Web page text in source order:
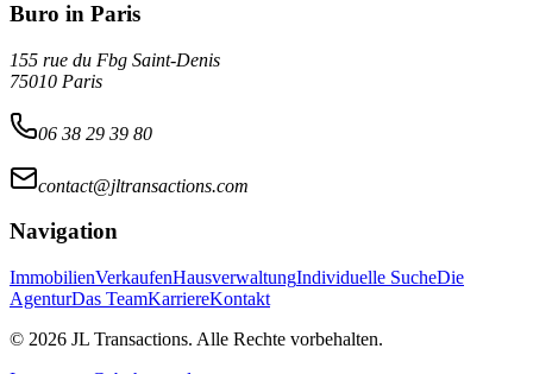
Buro in Paris
155 rue du Fbg Saint-Denis
75010 Paris
06 38 29 39 80
contact@jltransactions.com
Navigation
ImmobilienVerkaufenHausverwaltungIndividuelle SucheDie
AgenturDas TeamKarriereKontakt
© 2026 JL Transactions. Alle Rechte vorbehalten.